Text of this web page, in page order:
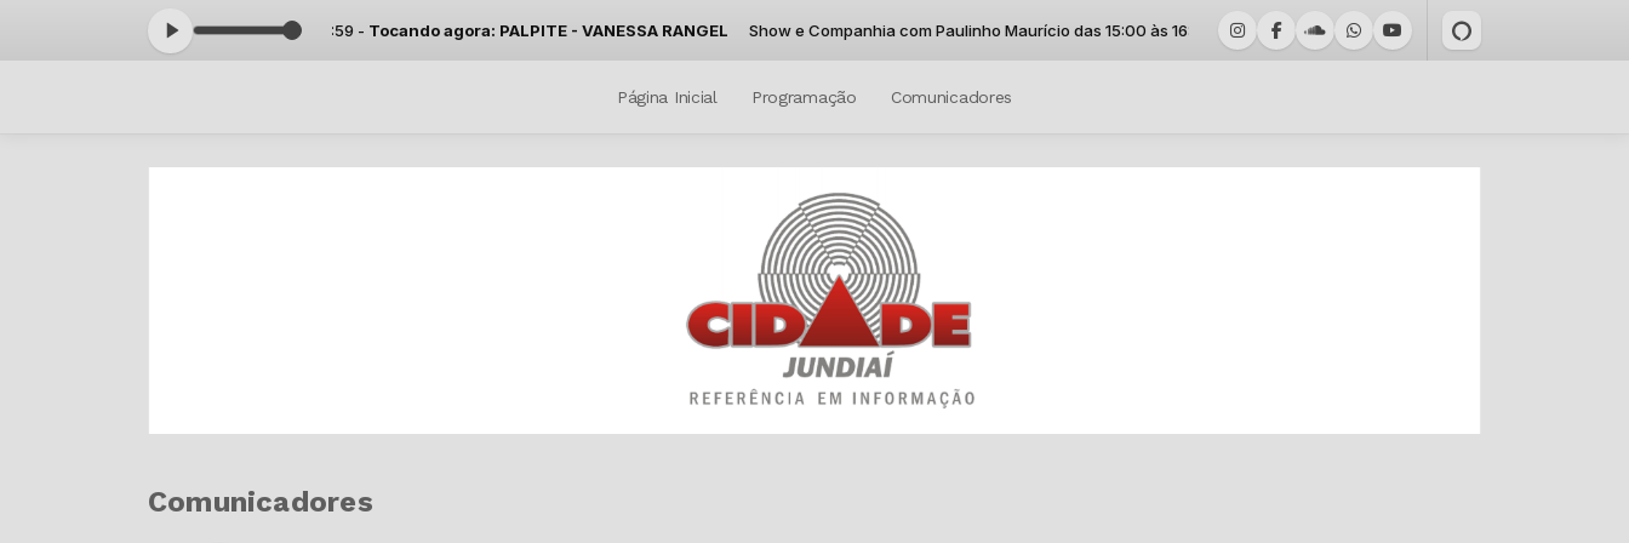
com Paulinho Maurício das 15:00 às 16:59 -Tocando agora: PALPITE - VANESSA RANGEL Show e Companhia com Paulinho Maurício das 15:00 às 16:59 - Tocando agora: PALPITE - VANESSA RANGEL
Página Inicial Programação Comunicadores
Comunicadores